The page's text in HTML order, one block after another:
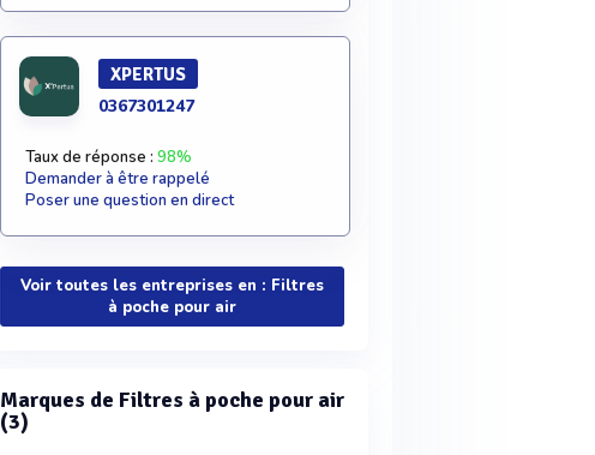
XPERTUS
0367301247
Taux de réponse : 98%
Demander à être rappelé
Poser une question en direct
Voir toutes les entreprises en : Filtres
à poche pour air
Marques de Filtres à poche pour air
(3)